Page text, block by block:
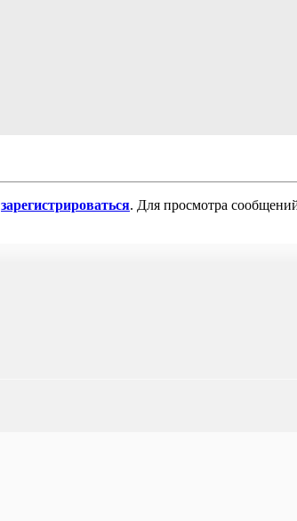
зарегистрироваться. Для просмотра